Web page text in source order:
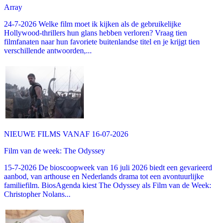
Array
24-7-2026 Welke film moet ik kijken als de gebruikelijke
Hollywood-thrillers hun glans hebben verloren? Vraag tien
filmfanaten naar hun favoriete buitenlandse titel en je krijgt tien
verschillende antwoorden,...
NIEUWE FILMS VANAF 16-07-2026
Film van de week: The Odyssey
15-7-2026 De bioscoopweek van 16 juli 2026 biedt een gevarieerd
aanbod, van arthouse en Nederlands drama tot een avontuurlijke
familiefilm. BiosAgenda kiest The Odyssey als Film van de Week:
Christopher Nolans...